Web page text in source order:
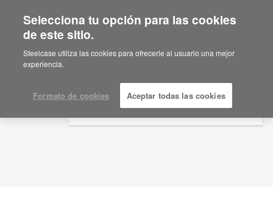
Are you in United States?
Would you like to see Products we sell in
your region?
English
Español
Idea de planificación
ID: FP9VZ6FT
Selecciona tu opción para las cookies
de este sitio.
Steelcase utiliza las cookies para ofrecerle al usuario una mejor
experiencia.
Formato de cookies Aceptar todas las cookies